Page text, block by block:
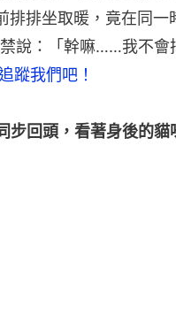
排排坐取暖，竟在同一
說：「幹嘛……我不會
蹤我們吧！
回頭，看著身後的貓